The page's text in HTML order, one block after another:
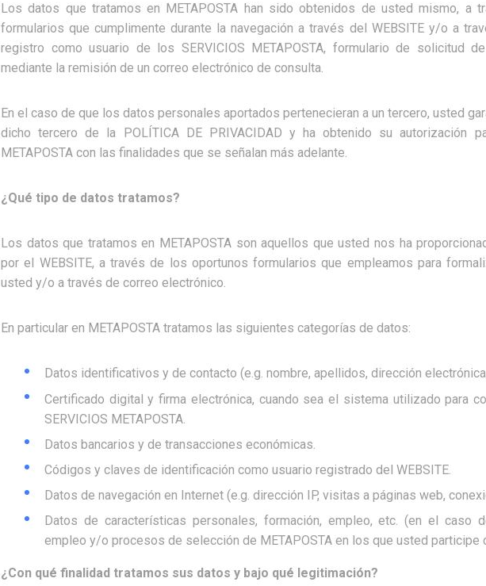
Los datos que tratamos en METAPOSTA han sido obtenidos de usted mismo, a
formularios que cumplimente durante la navegación a través del WEBSITE y/o a
registro como usuario de los SERVICIOS METAPOSTA, formulario de solicitud
mediante la remisión de un correo electrónico de consulta.
En el caso de que los datos personales aportados pertenecieran a un tercero, usted
dicho tercero de la POLÍTICA DE PRIVACIDAD y ha obtenido su autorización
METAPOSTA con las finalidades que se señalan más adelante.
¿Qué tipo de datos tratamos?
Los datos que tratamos en METAPOSTA son aquellos que usted nos ha
por el WEBSITE, a través de los oportunos formularios que empleamos para
usted y/o a través de correo electrónico.
En particular en METAPOSTA tratamos las siguientes categorías de datos:
Datos identificativos y de contacto (e.g. nombre, apellidos, dirección
Certificado digital y firma electrónica, cuando sea el sistema utilizado para
SERVICIOS METAPOSTA.
Datos bancarios y de transacciones económicas.
Códigos y claves de identificación como usuario registrado del WEBSITE.
Datos de navegación en Internet (e.g. dirección IP, visitas a páginas web,
Datos de características personales, formación, empleo, etc. (en el caso
empleo y/o procesos de selección de METAPOSTA en los que usted participe
¿Con qué finalidad tratamos sus datos y bajo qué legitimación?